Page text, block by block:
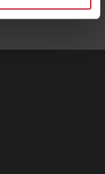
zur Übersicht